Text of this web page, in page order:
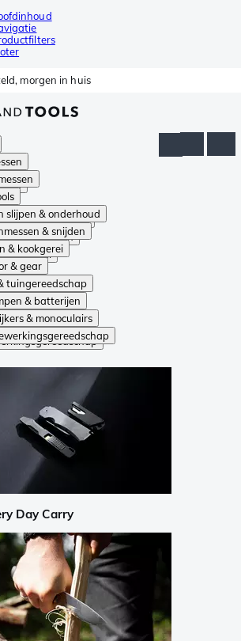
morgen in huis
slijpen & onderhoud
& snijden
& kookgerei
& gear
tuingereedschap
& batterijen
& monoculairs
& onderhoud
& snijden
kookgerei
gear
& batterijen
& monoculairs
Day Carry